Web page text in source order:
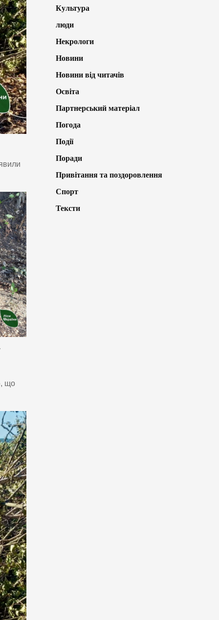
що
Культура
люди
Некрологи
Новини
Новини від читачів
Освіта
Партнерський матеріал
Погода
Події
Поради
Привітання та поздоровлення
Спорт
Тексти